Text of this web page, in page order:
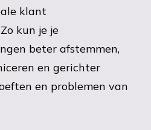
klant
kun je je
beter afstemmen,
en gerichter
en problemen van